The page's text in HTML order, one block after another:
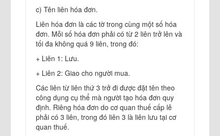
c) Tên liên hóa đơn.
Liên hóa đơn là các tờ trong cùng một số hóa
đơn. Mỗi số hóa đơn phải có từ 2 liên trở lên và
tối đa không quá 9 liên, trong đó:
+ Liên 1: Lưu.
+ Liên 2: Giao cho người mua.
Các liên từ liên thứ 3 trở đi được đặt tên theo
công dụng cụ thể mà người tạo hóa đơn quy
định. Riêng hóa đơn do cơ quan thuế cấp lẻ
phải có 3 liên, trong đó liên 3 là liên lưu tại cơ
quan thuế.